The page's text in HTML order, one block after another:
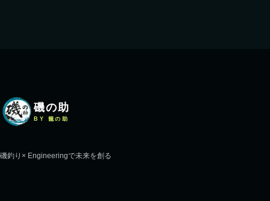
磯の助
BY 籠の助
磯釣り× Engineeringで未来を創る